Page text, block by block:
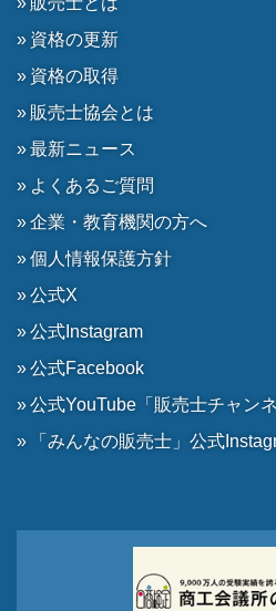
資格の更新
資格の取得
販売士協会とは
最新ニュース
よくあるご質問
企業・教育機関の方へ
個人情報保護方針
公式X
公式Instagram
公式Facebook
公式YouTube「販売士チャンネ
「みんなの販売士」公式